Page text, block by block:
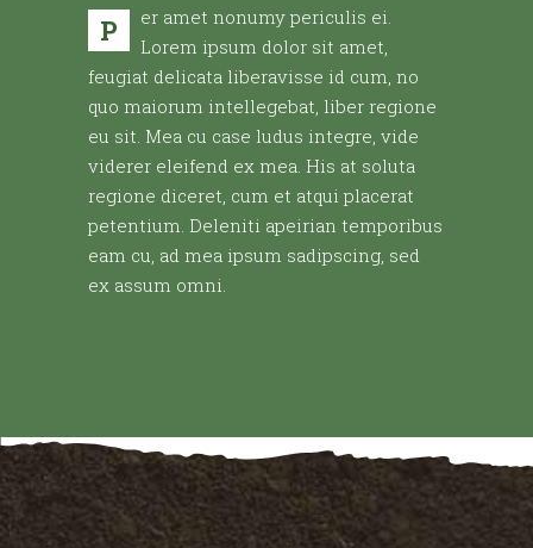
P
er amet nonumy periculis ei.
Lorem ipsum dolor sit amet,
feugiat delicata liberavisse id cum, no
quo maiorum intellegebat, liber regione
eu sit. Mea cu case ludus integre, vide
viderer eleifend ex mea. His at soluta
regione diceret, cum et atqui placerat
petentium. Deleniti apeirian temporibus
eam cu, ad mea ipsum sadipscing, sed
ex assum omni.